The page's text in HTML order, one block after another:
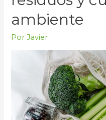
ambiente
PorJavier